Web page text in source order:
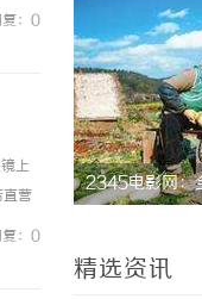
优
复：0
上
营
优
复：0
影视资源平台的魅力解
精选资讯